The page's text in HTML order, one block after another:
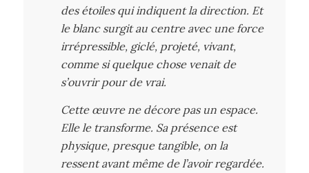
des étoiles qui indiquent la direction. Et
le blanc surgit au centre avec une force
irrépressible, giclé, projeté, vivant,
comme si quelque chose venait de
s’ouvrir pour de vrai.
Cette œuvre ne décore pas un espace.
Elle le transforme. Sa présence est
physique, presque tangible, on la
ressent avant même de l’avoir regardée.